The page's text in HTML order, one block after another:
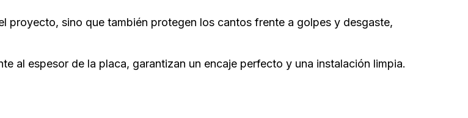
proyecto, sino que también protegen los cantos frente a golpes y desgaste,
al espesor de la placa, garantizan un encaje perfecto y una instalación limpia.